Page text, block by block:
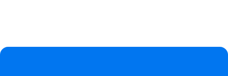
ペレーション」：トリガー起動後、フロー内で処理を行うアク